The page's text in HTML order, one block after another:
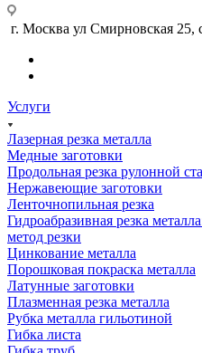
г. Москва ул Смирновская 25,
Услуги
Лазерная резка металла
Медные заготовки
Продольная резка рулонной
Нержавеющие заготовки
Ленточнопильная резка
Гидроабразивная резка
метод резки
Цинкование металла
Порошковая покраска металла
Латунные заготовки
Плазменная резка металла
Рубка металла гильотиной
Гибка листа